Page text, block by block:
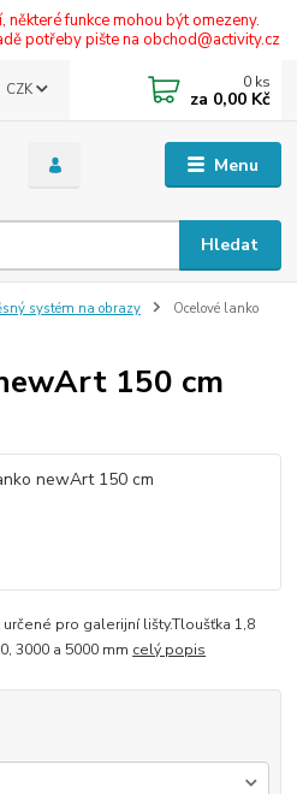
funkce mohou být omezeny.
potřeby pište na obchod@activity.cz
Menu
CZK
Hledat
0 ks
za 0,00 Kč
systém na obrazy
Ocelové lanko
150 cm
pro galerijní lišty.Tloušťka 1,8
3000 a 5000 mm celý popis